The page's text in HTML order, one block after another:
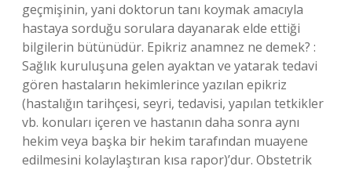
geçmişinin, yani doktorun tanı koymak amacıyla
hastaya sorduğu sorulara dayanarak elde ettiği
bilgilerin bütünüdür. Epikriz anamnez ne demek? :
Sağlık kuruluşuna gelen ayaktan ve yatarak tedavi
gören hastaların hekimlerince yazılan epikriz
(hastalığın tarihçesi, seyri, tedavisi, yapılan tetkikler
vb. konuları içeren ve hastanın daha sonra aynı
hekim veya başka bir hekim tarafından muayene
edilmesini kolaylaştıran kısa rapor)’dur. Obstetrik